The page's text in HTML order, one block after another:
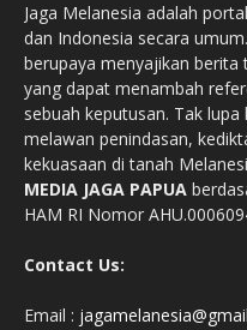
Jaga Melanesia adalah
dan Indonesia secara
berupaya menyajikan
yang dapat menambah
sebuah keputusan. Tak
melawan penindasan,
kekuasaan di tanah
MEDIA JAGA PAPUA
HAM RI Nomor
Contact Us:
Email :